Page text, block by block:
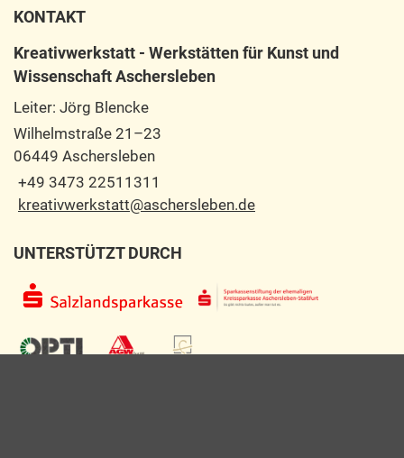
KONTAKT
Kreativwerkstatt - Werkstätten für Kunst und
Wissenschaft Aschersleben
Leiter: Jörg Blencke
Wilhelmstraße 21–23
06449 Aschersleben
+49 3473 22511311
kreativwerkstatt@aschersleben.de
UNTERSTÜTZT DURCH